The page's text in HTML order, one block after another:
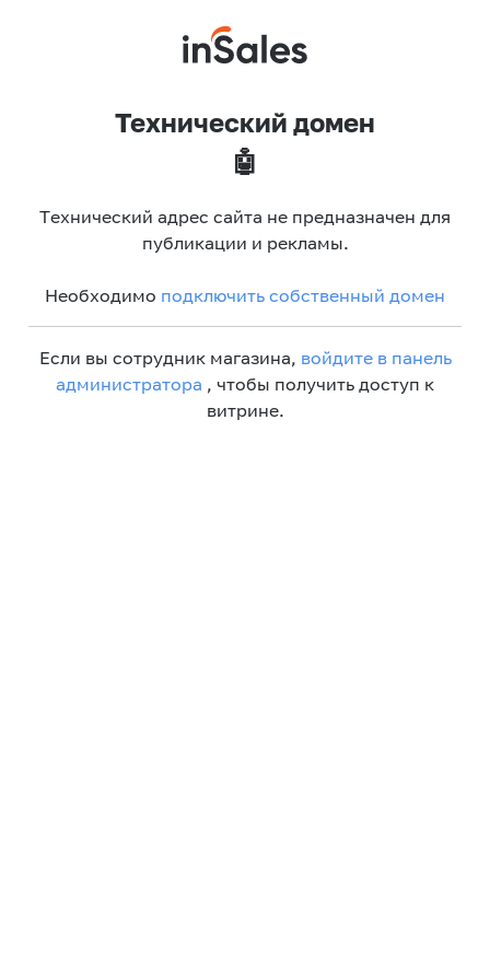
Технический домен
🤖
Технический адрес сайта не предназначен для
публикации и рекламы.
Необходимо подключить собственный домен
Если вы сотрудник магазина, войдите в панель
администратора , чтобы получить доступ к
витрине.